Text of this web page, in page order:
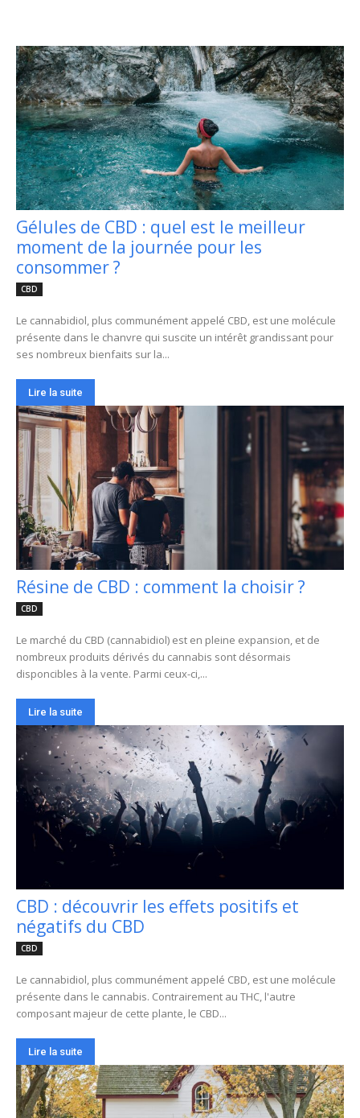
Gélules de CBD : quel est le meilleur
moment de la journée pour les
consommer ?
CBD
Le cannabidiol, plus communément appelé CBD, est une molécule
présente dans le chanvre qui suscite un intérêt grandissant pour
ses nombreux bienfaits sur la...
Lire la suite
Résine de CBD : comment la choisir ?
CBD
Le marché du CBD (cannabidiol) est en pleine expansion, et de
nombreux produits dérivés du cannabis sont désormais
disponcibles à la vente. Parmi ceux-ci,...
Lire la suite
CBD : découvrir les effets positifs et
négatifs du CBD
CBD
Le cannabidiol, plus communément appelé CBD, est une molécule
présente dans le cannabis. Contrairement au THC, l'autre
composant majeur de cette plante, le CBD...
Lire la suite